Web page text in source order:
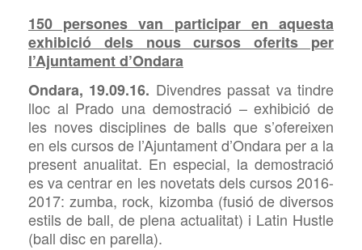
150 persones van participar en aquesta
exhibició dels nous cursos oferits per
l’Ajuntament d’Ondara
Ondara, 19.09.16. Divendres passat va tindre
lloc al Prado una demostració – exhibició de
les noves disciplines de balls que s’ofereixen
en els cursos de l’Ajuntament d’Ondara per a la
present anualitat. En especial, la demostració
es va centrar en les novetats dels cursos 2016-
2017: zumba, rock, kizomba (fusió de diversos
estils de ball, de plena actualitat) i Latin Hustle
(ball disc en parella).